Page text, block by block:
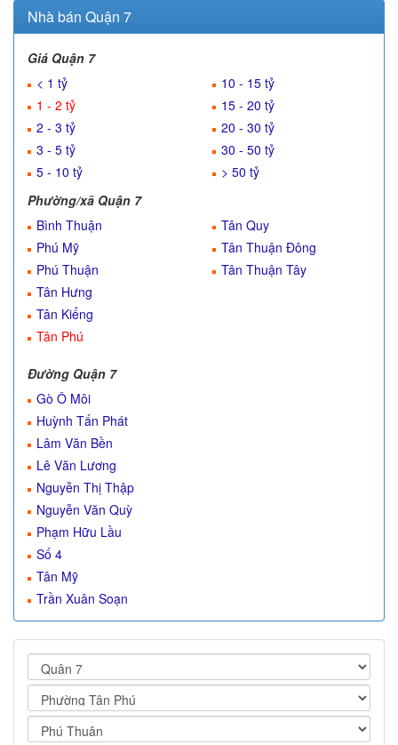
Nhà bán Quận 7
Giá Quận 7
< 1 tỷ
1 - 2 tỷ
2 - 3 tỷ
3 - 5 tỷ
5 - 10 tỷ
10 - 15 tỷ
15 - 20 tỷ
20 - 30 tỷ
30 - 50 tỷ
> 50 tỷ
Phường/xã Quận 7
Bình Thuận
Phú Mỹ
Phú Thuận
Tân Hưng
Tân Kiểng
Tân Phú
Tân Quy
Tân Thuận Đông
Tân Thuận Tây
Đường Quận 7
Gò Ô Môi
Huỳnh Tấn Phát
Lâm Văn Bền
Lê Văn Lương
Nguyễn Thị Thập
Nguyễn Văn Quỳ
Phạm Hữu Lầu
Số 4
Tân Mỹ
Trần Xuân Soạn